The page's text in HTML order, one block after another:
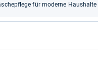
für moderne Haus­halte